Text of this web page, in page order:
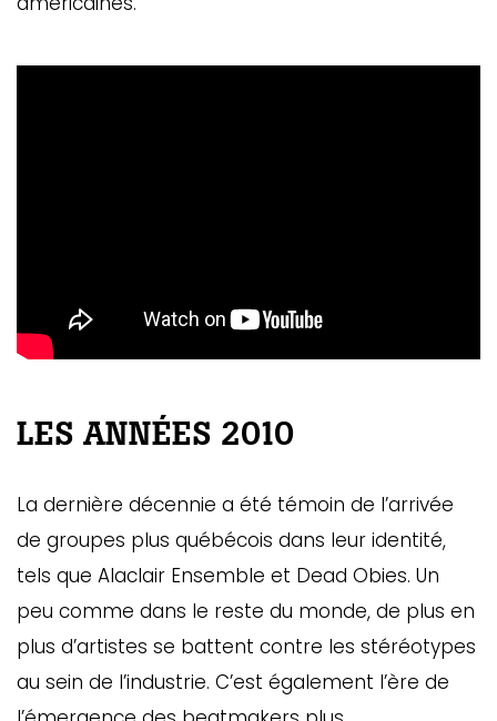
LES ANNÉES 2010
La dernière décennie a été témoin de l’arrivée
de groupes plus québécois dans leur identité,
tels que Alaclair Ensemble et Dead Obies. Un
peu comme dans le reste du monde, de plus en
plus d’artistes se battent contre les stéréotypes
au sein de l’industrie. C’est également l’ère de